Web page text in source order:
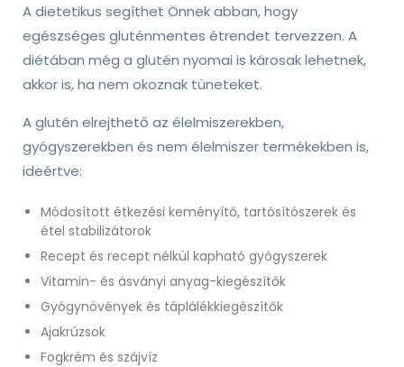
A dietetikus segíthet Önnek abban, hogy
egészséges gluténmentes étrendet tervezzen. A
diétában még a glutén nyomai is károsak lehetnek,
akkor is, ha nem okoznak tüneteket.
A glutén elrejthető az élelmiszerekben,
gyógyszerekben és nem élelmiszer termékekben is,
ideértve:
Módosított étkezési keményítő, tartósítószerek és
étel stabilizátorok
Recept és recept nélkül kapható gyógyszerek
Vitamin- és ásványi anyag-kiegészítők
Gyógynövények és táplálékkiegészítők
Ajakrúzsok
Fogkrém és szájvíz